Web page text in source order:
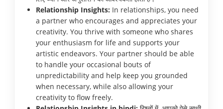
Relationship Insights: In relationships, you need
a partner who encourages and appreciates your
creativity. You thrive with someone who shares
your enthusiasm for life and supports your
artistic endeavors. Your partner should be able
to handle your occasional bouts of
unpredictability and help keep you grounded
when necessary, while also allowing your
creativity to flow freely.